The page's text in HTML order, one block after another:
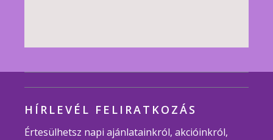
HÍRLEVÉL FELIRATKOZÁS
Értesülhetsz napi ajánlatainkról, akcióinkról,